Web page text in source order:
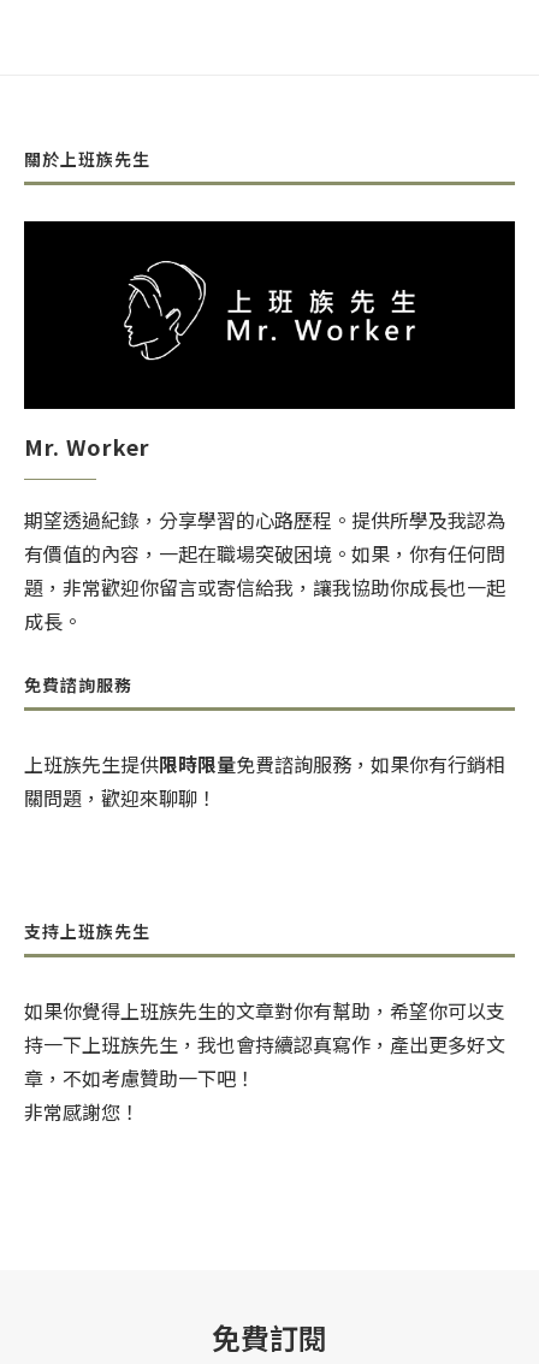
關於上班族先生
Mr. Worker
期望透過紀錄，分享學習的心路歷程。提供所學及我認為
有價值的內容，一起在職場突破困境。如果，你有任何問
題，非常歡迎你留言或寄信給我，讓我協助你成長也一起
成長。
免費諮詢服務
上班族先生提供限時限量免費諮詢服務，如果你有行銷相
關問題，歡迎來聊聊！
支持上班族先生
如果你覺得上班族先生的文章對你有幫助，希望你可以支
持一下上班族先生，我也會持續認真寫作，產出更多好文
章，不如考慮贊助一下吧！
非常感謝您！
免費訂閱